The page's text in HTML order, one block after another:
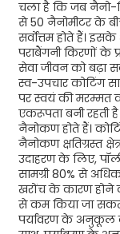
चला है कि जब
से 50 नैनोमीटर के
सर्वोत्तम होते हैं।
पराबैंगनी किरणों के
सेवा जीवन को बढ़ा
स्व-उपचार कोटिंग
पर स्वयं की मरम्मत
एकरूपता बनी रहती
नैनोकण होते हैं।
नैनोकण क्षतिग्रस्त
उदाहरण के लिए,
सामग्री 80% से
खरोंच के कारण होने
से कम किया जा
पर्यावरण के अनुकूल